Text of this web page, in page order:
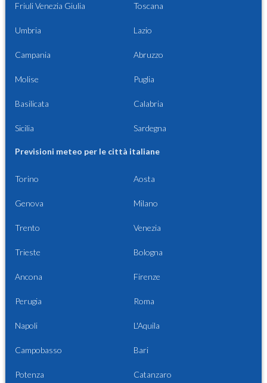
Friuli Venezia Giulia Toscana
Umbria Lazio
Campania Abruzzo
Molise Puglia
Basilicata Calabria
Sicilia Sardegna
Previsioni meteo per le città italiane
Torino Aosta
Genova Milano
Trento Venezia
Trieste Bologna
Ancona Firenze
Perugia Roma
Napoli L'Aquila
Campobasso Bari
Potenza Catanzaro